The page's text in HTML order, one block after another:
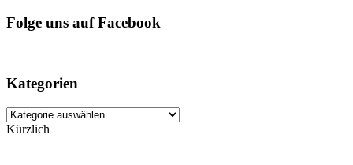
Folge uns auf Facebook
Kategorien
Kategorien
Kürzlich